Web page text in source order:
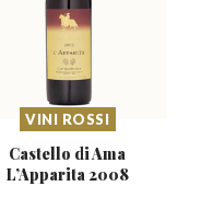
VINI ROSSI
Castello di Ama
L’Apparita 2008